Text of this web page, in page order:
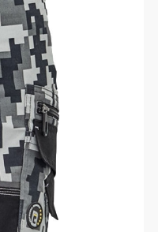
Tricouri pentru copii
Șorțuri
Costume
Seria MAX
Seria Neurum
Seria Comfort
Seria Professional
Seria Practic